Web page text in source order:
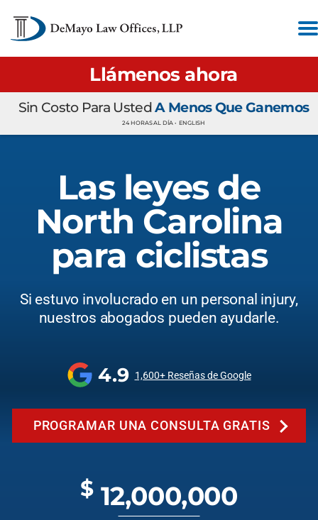
Llámenos ahora
Sin Costo Para UstedA Menos Que Ganemos
24 HORAS AL DÍA • ENGLISH
Las leyes de
North Carolina
para ciclistas
Si estuvo involucrado en un personal injury,
nuestros abogados pueden ayudarle.
4.9 1,600+ Reseñas de Google
PROGRAMAR UNA CONSULTA GRATIS
$ 12,000,000